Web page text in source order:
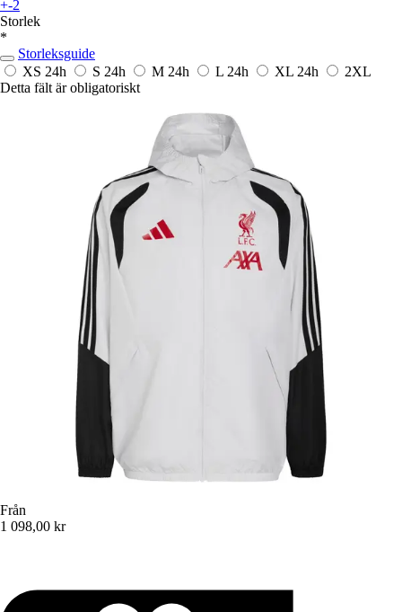
+-2
Storlek
*
Storleksguide
XS 24h S 24h M 24h L 24h XL 24h
2XL
Detta fält är obligatoriskt
Från
1 098,00 kr